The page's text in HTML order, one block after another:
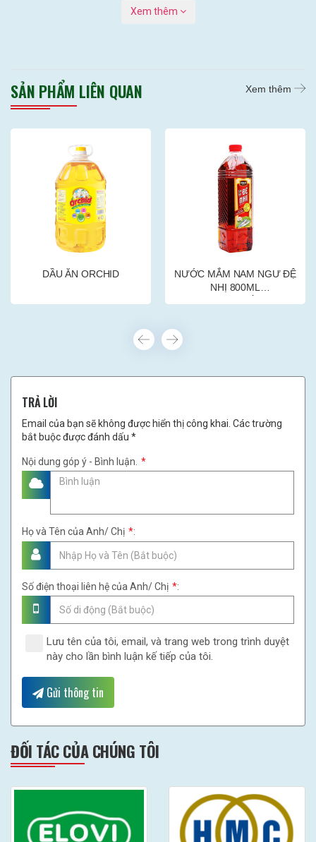
Xem thêm
SẢN PHẨM LIÊN QUAN Xem thêm
DẦU ĂN ORCHID
NƯỚC MẮM NAM NGƯ ĐỆ
NHỊ 800ML
TRẢ LỜI
Email của bạn sẽ không được hiển thị công khai. Các trường
bắt buộc được đánh dấu *
Nội dung góp ý - Bình luận. *
Họ và Tên của Anh/ Chị *:
Số điện thoại liên hệ của Anh/ Chị *:
Lưu tên của tôi, email, và trang web trong trình duyệt
này cho lần bình luận kế tiếp của tôi.
Gửi thông tin
ĐỐI TÁC CỦA CHÚNG TÔI